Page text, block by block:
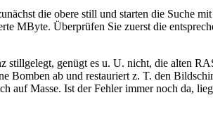
die obere still und starten die Suche
MByte. Überprüfen Sie zuerst die
genügt es u. U. nicht, die alten
Bomben ab und restauriert z. T. den
auf Masse. Ist der Fehler immer noch da,